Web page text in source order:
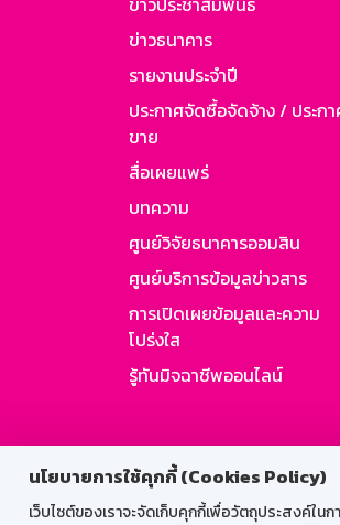
นโยบายการใช้คุกกี้ (Cookies Policy)
เว็บไซต์ของเราจะจัดเก็บคุกกี้เพื่อวัตถุประสงค์ใ
ข่าวธนาคาร
รายงานประจำปี
ประกาศจัดซื้อจัดจ้าง / ประก
ขาย
สื่อเผยแพร่
บทความ
ศูนย์วิจัยธนาคารออมสิน
ศูนย์บริการข้อมูลข่าวสาร
การเปิดเผยข้อมูลและความ
โปร่งใส
รู้ทันมิจฉาชีพออนไลน์